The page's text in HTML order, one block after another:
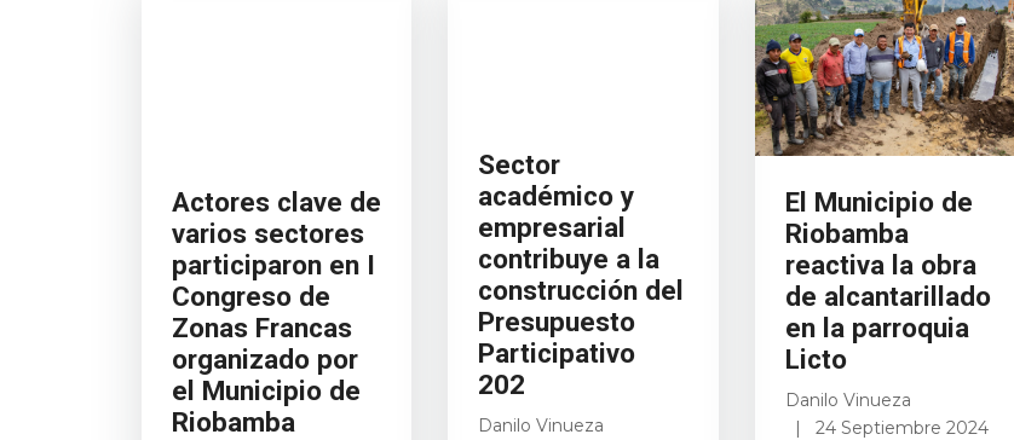
Actores clave de
varios sectores
participaron en I
Congreso de
Zonas Francas
organizado por
el Municipio de
Riobamba
Sector
académico y
empresarial
contribuye a la
construcción del
Presupuesto
Participativo
202
Danilo Vinueza
El Municipio de
Riobamba
reactiva la obra
de alcantarillado
en la parroquia
Licto
Danilo Vinueza
24 Septiembre 2024